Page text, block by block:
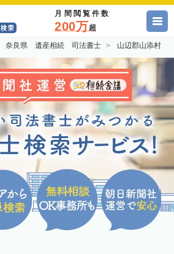
月間閲覧件数
200万超
奈良県 遺産相続 司法書士 山辺郡山添村